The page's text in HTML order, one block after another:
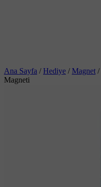
Ana Sayfa / Hediye / Magnet /
Magneti